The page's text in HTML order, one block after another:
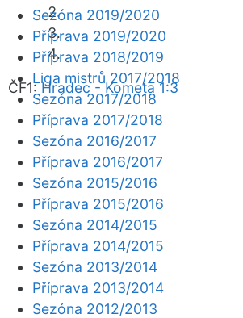
ČF1:Hradec - Kometa 1:3
Sezóna 2019/2020
Příprava 2019/2020
Příprava 2018/2019
Liga mistrů 2017/2018
Sezóna 2017/2018
Příprava 2017/2018
Sezóna 2016/2017
Příprava 2016/2017
Sezóna 2015/2016
Příprava 2015/2016
Sezóna 2014/2015
Příprava 2014/2015
Sezóna 2013/2014
Příprava 2013/2014
Sezóna 2012/2013